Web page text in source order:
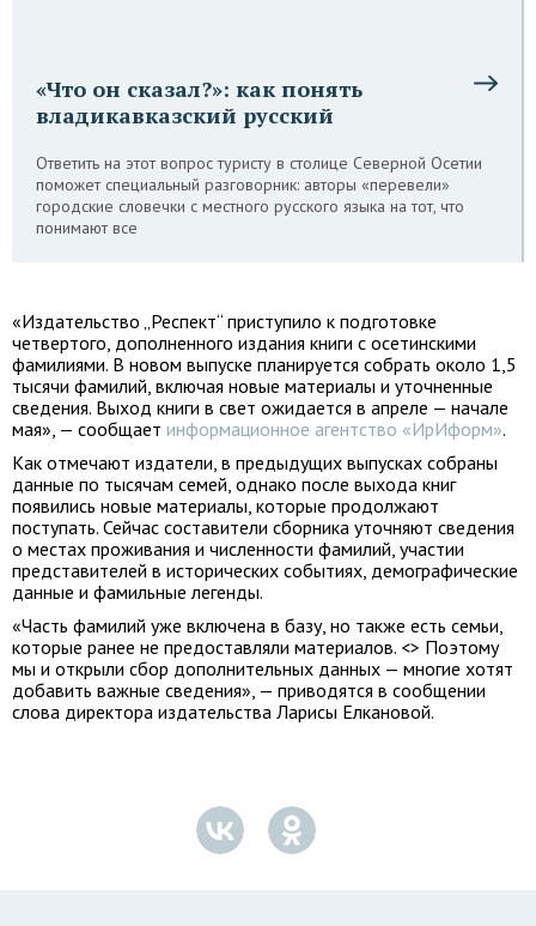
«Что он сказал?»: как понять
владикавказский русский
Ответить на этот вопрос туристу в столице Северной Осетии
поможет специальный разговорник: авторы «перевели»
городские словечки с местного русского языка на тот, что
понимают все
«Издательство „Респект“ приступило к подготовке
четвертого, дополненного издания книги с осетинскими
фамилиями. В новом выпуске планируется собрать около 1,5
тысячи фамилий, включая новые материалы и уточненные
сведения. Выход книги в свет ожидается в апреле — начале
мая», — сообщает информационное агентство «ИрИформ».
Как отмечают издатели, в предыдущих выпусках собраны
данные по тысячам семей, однако после выхода книг
появились новые материалы, которые продолжают
поступать. Сейчас составители сборника уточняют сведения
о местах проживания и численности фамилий, участии
представителей в исторических событиях, демографические
данные и фамильные легенды.
«Часть фамилий уже включена в базу, но также есть семьи,
которые ранее не предоставляли материалов. <> Поэтому
мы и открыли сбор дополнительных данных — многие хотят
добавить важные сведения», — приводятся в сообщении
слова директора издательства Ларисы Елкановой.